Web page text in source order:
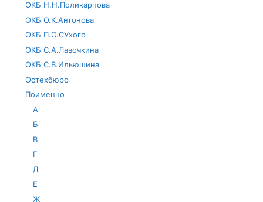
ОКБ Н.Н.Поликарпова
ОКБ О.К.Антонова
ОКБ П.О.СУхого
ОКБ С.А.Лавочкина
ОКБ С.В.Ильюшина
Остехбюро
Поименно
А
Б
В
Г
Д
Е
Ж